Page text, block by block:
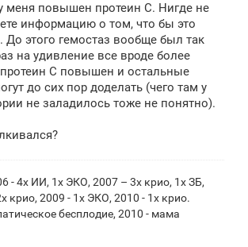
б
щ
е
н
и
меня повышен протеин С. Нигде не
информацию о том, что бы это
До этого гемостаз вообще был так
на удивление все вроде более
С повышен и остальные
до сих пор доделать (чего там у
не заладилось тоже не понятно).
- 4х ИИ, 1х ЭКО, 2007 – 3х крио, 1х ЗБ,
крио, 2009 - 1x ЭКО, 2010 - 1х крио.
бесплодие, 2010 - мама